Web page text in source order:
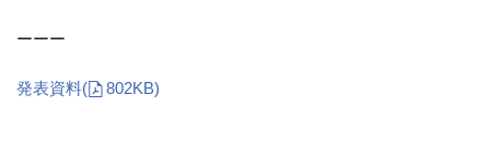
ーーー
発表資料( 802KB)